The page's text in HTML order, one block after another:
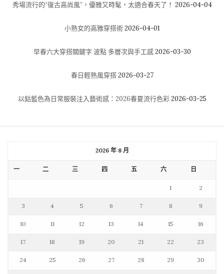
秀場流行的“復古高尚風”，優雅又時髦，太適合春天了！ 2026-04-04
小熟女的高雅穿搭術 2026-04-01
早春六大穿搭關鍵字 波點 多層次與手工感 2026-03-30
春日輕熟風穿搭 2026-03-27
以鈷藍色為日常服裝注入藝術感：2026春夏流行色彩 2026-03-25
2026 年 8 月
一 二 三 四 五 六 日
1 2
3 4 5 6 7 8 9
10 11 12 13 14 15 16
17 18 19 20 21 22 23
24 25 26 27 28 29 30